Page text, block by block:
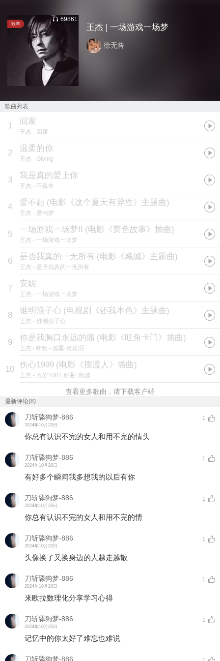
歌单
69861
王杰 | 一场游戏一场梦
徐无咎
歌曲列表
1 回家
王杰 - 回家
2 温柔的你
王杰 - Giving
3 我是真的爱上你
王杰 - 不孤单
4 爱不起 (电影《这个夏天有异性》主题曲)
王杰 - 爱与梦
5 一场游戏一场梦II (电影《黄色故事》插曲)
王杰 - 一场游戏一场梦
6 是否我真的一无所有 (电影《飚城》主题曲)
王杰 - 是否我真的一无所有
7 安妮
王杰 - 一场游戏一场梦
8 谁明浪子心 (电视剧《还我本色》主题曲)
王杰 - 谁明浪子心
9 你是我胸口永远的痛 (电影《旺角卡门》插曲)
王杰 / 叶欢 - 孤星·英雄泪
10 伤心1999 (电影《摆渡人》插曲)
王杰 - 万岁2001 新曲+精选
查看更多歌曲，请下载客户端
最新评论(8)
刀斩舔狗梦-886
2024年10月20日
1
你总有认识不完的女人和用不完的情头
刀斩舔狗梦-886
2024年10月20日
1
有好多个瞬间我多想我的以后有你
刀斩舔狗梦-886
2024年10月20日
1
你总有认识不完的女人和用不完的情
刀斩舔狗梦-886
2024年10月20日
1
头像换了又换身边的人越走越散
刀斩舔狗梦-886
2024年10月20日
1
来欧拉数理化分享学习心得
刀斩舔狗梦-886
2024年10月20日
1
记忆中的你太好了难忘也难说
刀斩舔狗梦-886